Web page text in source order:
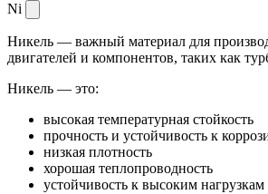
Ni
Никель — важный материал для
двигателей и компонентов, таких как
Никель — это:
высокая температурная стойкость
прочность и устойчивость к
низкая плотность
хорошая теплопроводность
устойчивость к высоким нагрузкам